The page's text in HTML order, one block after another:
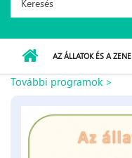
Keresés űrlap
AZ ÁLLATOK ÉS A ZENE
További programok >